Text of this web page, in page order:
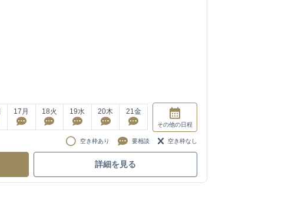
17 月 18火 19水 20木 21金
その他の日程
空き枠あり 要相談 空き枠なし
詳細を見る